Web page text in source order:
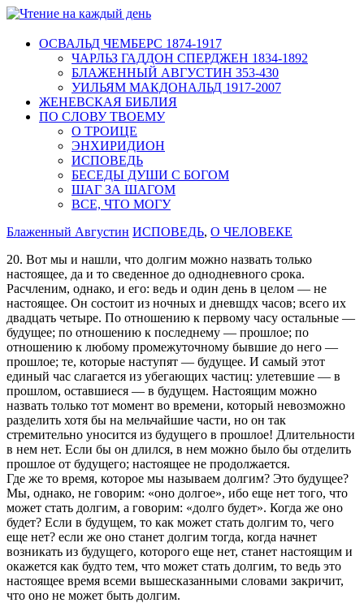
ОСВАЛЬД ЧЕМБЕРС 1874-1917
ЧАРЛЬЗ ГАДДОН СПЕРДЖЕН 1834-1892
БЛАЖЕННЫЙ АВГУСТИН 353-430
УИЛЬЯМ МАКДОНАЛЬД 1917-2007
ЖЕНЕВСКАЯ БИБЛИЯ
ПО СЛОВУ ТВОЕМУ
О ТРОИЦЕ
ЭНХИРИДИОН
ИСПОВЕДЬ
БЕСЕДЫ ДУШИ С БОГОМ
ШАГ ЗА ШАГОМ
ВСЕ, ЧТО МОГУ
Блаженный Августин ИСПОВЕДЬ, О ЧЕЛОВЕКЕ
20. Вот мы и нашли, что долгим можно назвать только
настоящее, да и то сведенное до однодневного срока.
Расчленим, однако, и его: ведь и один день в целом — не
настоящее. Он состоит из ночных и дневшдх часов; всего их
двадцать четыре. По отношению к первому часу остальные —
будущее; по отношению к последнему — прошлое; по
отношению к любому промежуточному бывшие до него —
прошлое; те, которые наступят — будущее. И самый этот
единый час слагается из убегающих частиц: улетевшие — в
прошлом, оставшиеся — в будущем. Настоящим можно
назвать только тот момент во времени, который невозможно
разделить хотя бы на мельчайшие части, но он так
стремительно уносится из будущего в прошлое! Длительности
в нем нет. Если бы он длился, в нем можно было бы отделить
прошлое от будущего; настоящее не продолжается.
Где же то время, которое мы называем долгим? Это будущее?
Мы, однако, не говорим: «оно долгое», ибо еще нет того, что
может стать долгим, а говорим: «долго будет». Когда же оно
будет? Если в будущем, то как может стать долгим то, чего
еще нет? если же оно станет долгим тогда, когда начнет
возникать из будущего, которого еще нет, станет настоящим и
окажется как будто тем, что может стать долгим, то ведь это
настоящее время всеми вышесказанными словами закричит,
что оно не может быть долгим.